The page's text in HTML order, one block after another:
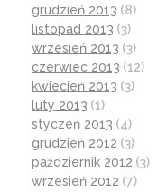
grudzień 2013 (8)
listopad 2013 (3)
wrzesień 2013 (3)
czerwiec 2013 (12)
kwiecień 2013 (3)
luty 2013 (1)
styczeń 2013 (4)
grudzień 2012 (3)
październik 2012 (3)
wrzesień 2012 (7)